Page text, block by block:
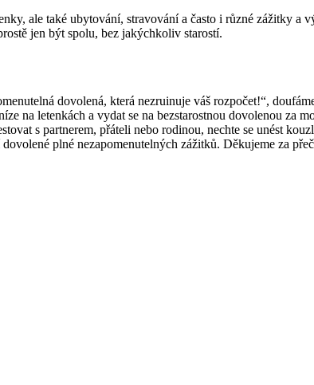
ale také ‍ubytování, stravování a ⁣často i ​různé zážitky a
jen být spolu, bez jakýchkoliv starostí.
dovolená, která nezruinuje váš rozpočet!“,
na letenkách a vydat se na bezstarostnou dovolenou za
s partnerem, přáteli nebo rodinou, nechte se ‍unést
plné⁤ nezapomenutelných zážitků.⁤ Děkujeme za